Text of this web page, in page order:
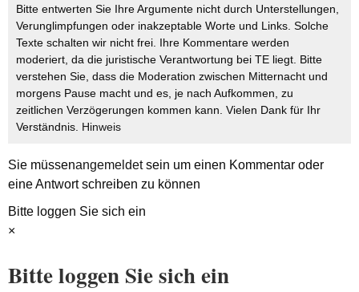
Bitte entwerten Sie Ihre Argumente nicht durch Unterstellungen,
Verunglimpfungen oder inakzeptable Worte und Links. Solche
Texte schalten wir nicht frei. Ihre Kommentare werden
moderiert, da die juristische Verantwortung bei TE liegt. Bitte
verstehen Sie, dass die Moderation zwischen Mitternacht und
morgens Pause macht und es, je nach Aufkommen, zu
zeitlichen Verzögerungen kommen kann. Vielen Dank für Ihr
Verständnis. Hinweis
Sie müssenangemeldetsein um einen Kommentar oder
eine Antwort schreiben zu können
Bitte loggen Sie sich ein
×
Bitte loggen Sie sich ein